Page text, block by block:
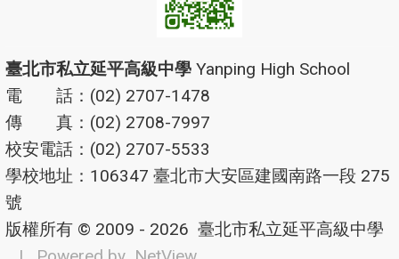
臺北市私立延平高級中學 Yanping High School
電 話：(02) 2707-1478
傳 真：(02) 2708-7997
校安電話：(02) 2707-5533
學校地址：106347 臺北市大安區建國南路一段 275
號
版權所有 © 2009 - 2026 臺北市私立延平高級中學